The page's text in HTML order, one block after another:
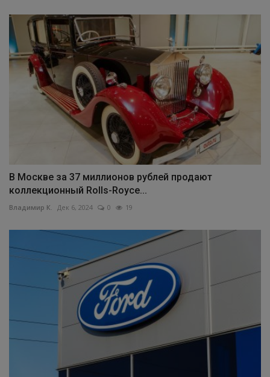
В Москве за 37 миллионов рублей продают
коллекционный Rolls-Royce...
Владимир К. Дек 6, 2024 0 19